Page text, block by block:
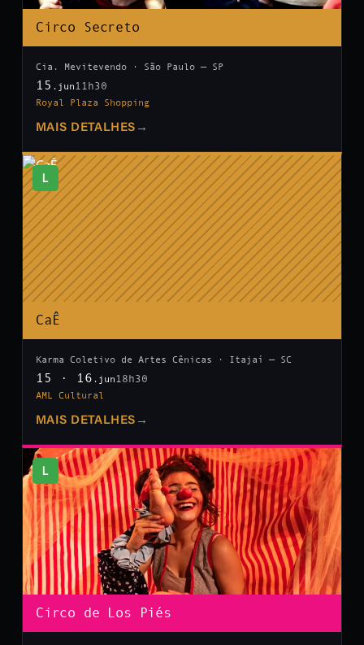
Circo Secreto
Cia. Mevitevendo · São Paulo — SP
15 .jun 11h30
Royal Plaza Shopping
MAIS DETALHES →
L
CaÊ
Karma Coletivo de Artes Cênicas · Itajaí — SC
15 · 16 .jun 18h30
AML Cultural
MAIS DETALHES →
L
Circo de Los Piés